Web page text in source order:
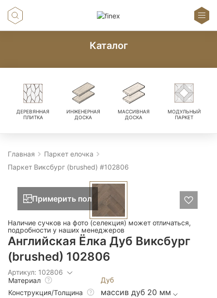
Каталог
ДЕРЕВЯННАЯ
ПЛИТКА
ИНЖЕНЕРНАЯ
ДОСКА
МАССИВНАЯ
ДОСКА
МОДУЛЬНЫЙ
ПАРКЕТ
Главная
Паркет елочка
Паркет Виксбург (brushed) #102806
Примерить пол
Наличие сучков на фото (селекция) может отличаться,
подробности у наших менеджеров
Английская Ёлка Дуб Виксбург
(brushed) 102806
Артикул: 102806
Материал
Дуб
Конструкция/Толщина
массив дуб 20 мм